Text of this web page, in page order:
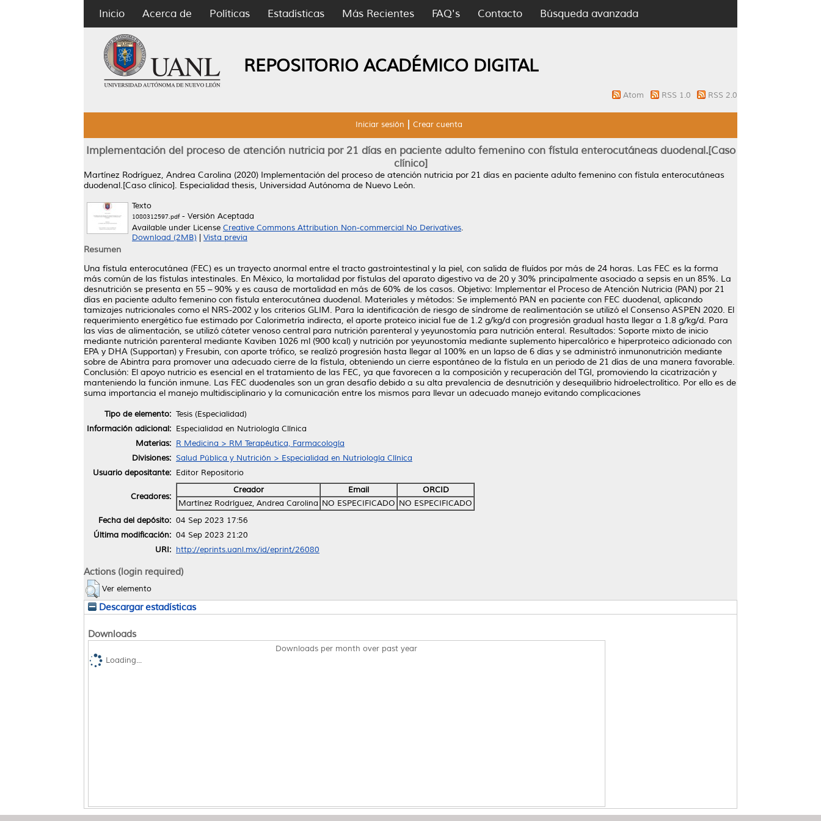
Inicio Acerca de Políticas Estadísticas Más Recientes FAQ's Contacto Búsqueda avanzada
REPOSITORIO ACADÉMICO DIGITAL
Atom RSS 1.0 RSS 2.0
Iniciar sesión Crear cuenta
Implementación del proceso de atención nutricia por 21 días en paciente adulto femenino con fístula enterocutáneas duodenal.[Caso
clínico]
Martínez Rodríguez, Andrea Carolina (2020) Implementación del proceso de atención nutricia por 21 días en paciente adulto femenino con fístula enterocutáneas
duodenal.[Caso clínico]. Especialidad thesis, Universidad Autónoma de Nuevo León.
Texto
1080312597.pdf- Versión Aceptada
Available under License Creative Commons Attribution Non-commercial No Derivatives.
Download (2MB)
Vista previa
Resumen
Una fístula enterocutánea (FEC) es un trayecto anormal entre el tracto gastrointestinal y la piel, con salida de fluídos por más de 24 horas. Las FEC es la forma
más común de las fístulas intestinales. En México, la mortalidad por fístulas del aparato digestivo va de 20 y 30% principalmente asociado a sepsis en un 85%. La
desnutrición se presenta en 55 – 90% y es causa de mortalidad en más de 60% de los casos. Objetivo: Implementar el Proceso de Atención Nutricia (PAN) por 21
días en paciente adulto femenino con fístula enterocutánea duodenal. Materiales y métodos: Se implementó PAN en paciente con FEC duodenal, aplicando
tamizajes nutricionales como el NRS-2002 y los criterios GLIM. Para la identificación de riesgo de síndrome de realimentación se utilizó el Consenso ASPEN 2020. El
requerimiento energético fue estimado por Calorimetría indirecta, el aporte proteico inicial fue de 1.2 g/kg/d con progresión gradual hasta llegar a 1.8 g/kg/d. Para
las vías de alimentación, se utilizó cáteter venoso central para nutrición parenteral y yeyunostomía para nutrición enteral. Resultados: Soporte mixto de inicio
mediante nutrición parenteral mediante Kaviben 1026 ml (900 kcal) y nutrición por yeyunostomía mediante suplemento hipercalórico e hiperproteico adicionado con
EPA y DHA (Supportan) y Fresubin, con aporte trófico, se realizó progresión hasta llegar al 100% en un lapso de 6 días y se administró inmunonutrición mediante
sobre de Abintra para promover una adecuado cierre de la fístula, obteniendo un cierre espontáneo de la fístula en un periodo de 21 días de una manera favorable.
Conclusión: El apoyo nutricio es esencial en el tratamiento de las FEC, ya que favorecen a la composición y recuperación del TGI, promoviendo la cicatrización y
manteniendo la función inmune. Las FEC duodenales son un gran desafío debido a su alta prevalencia de desnutrición y desequilibrio hidroelectrolítico. Por ello es de
suma importancia el manejo multidisciplinario y la comunicación entre los mismos para llevar un adecuado manejo evitando complicaciones
Tipo de elemento: Tesis (Especialidad)
Información adicional: Especialidad en Nutriología Clínica
Materias: R Medicina > RM Terapéutica, Farmacología
Divisiones: Salud Pública y Nutrición > Especialidad en Nutriología Clínica
Usuario depositante: Editor Repositorio
Creadores:
Creador Email
ORCID
Martínez Rodríguez, Andrea Carolina NO ESPECIFICADO NO ESPECIFICADO
Fecha del depósito: 04 Sep 2023 17:56
Última modificación: 04 Sep 2023 21:20
URI: http://eprints.uanl.mx/id/eprint/26080
Actions (login required)
Ver elemento
Descargar estadísticas
Downloads
Downloads per month over past year
Loading...